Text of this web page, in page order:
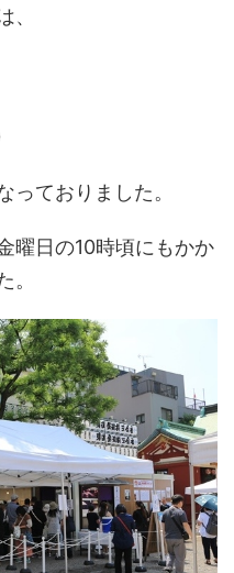
、
っておりました。
曜日の10時頃にもかか
。